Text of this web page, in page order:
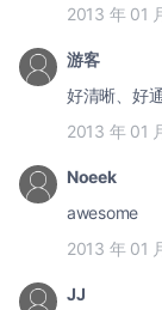
2013 年 01
游客
好清晰、好
2013 年 01
Noeek
awesome
2013 年 01
JJ